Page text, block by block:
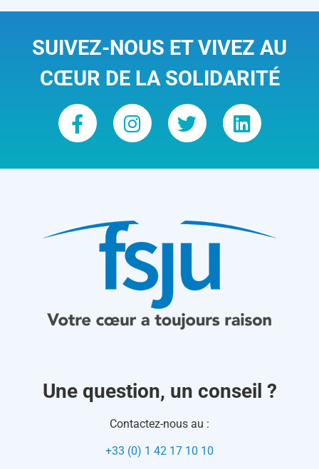
SUIVEZ-NOUS ET VIVEZ AU
CŒUR DE LA SOLIDARITÉ
Une question, un conseil ?
Contactez-nous au :
+33 (0) 1 42 17 10 10